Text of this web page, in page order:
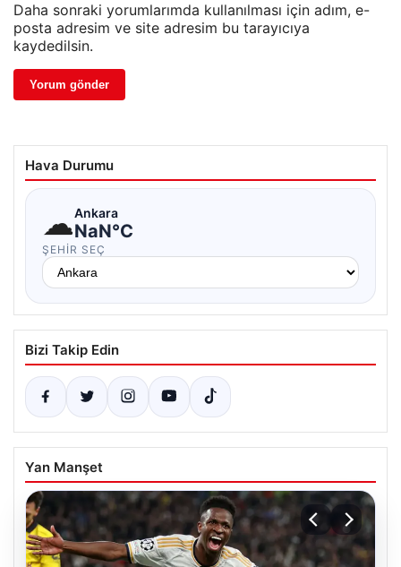
Daha sonraki yorumlarımda kullanılması için adım, e-
posta adresim ve site adresim bu tarayıcıya
kaydedilsin.
Hava Durumu
☁Ankara
NaN°C
ŞEHIR SEÇ
Bizi Takip Edin
Yan Manşet